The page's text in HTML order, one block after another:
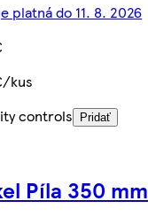
platná do 11. 8. 2026
kus
controls
Pridať
Píla 350 mm